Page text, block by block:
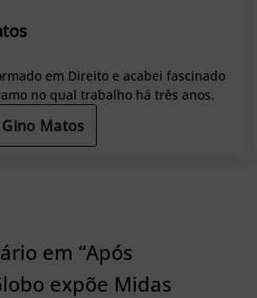
em Direito e acabei fascinado
no qual trabalho há três anos.
Matos
em “Após
expõe Midas